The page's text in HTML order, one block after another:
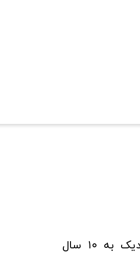
فروشگاه آنلاین ابزار و تجهیزات صنعتی کولیس با افتخار نزدیک به ۱۰ سال